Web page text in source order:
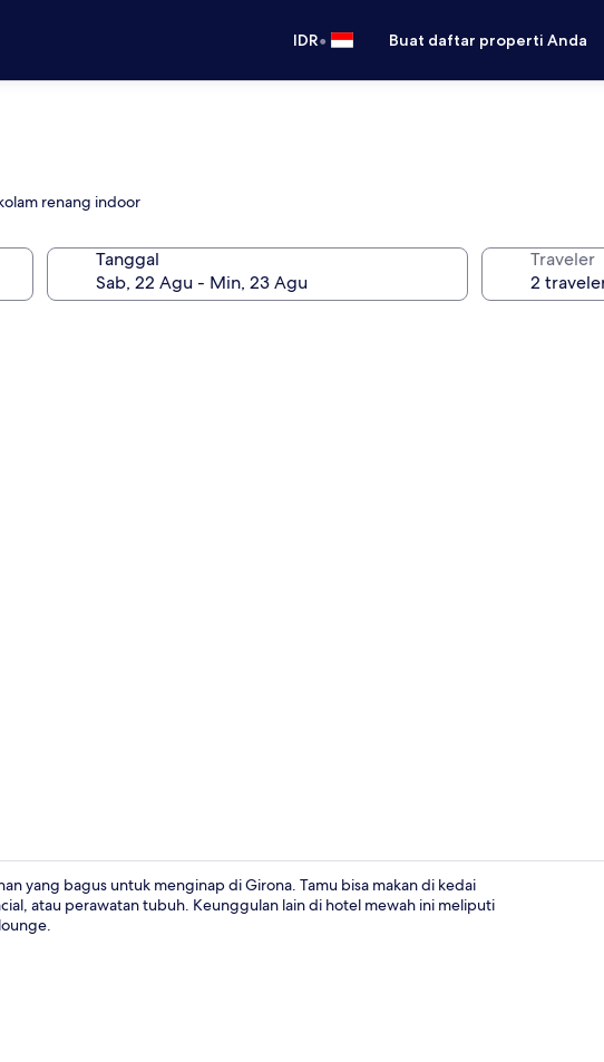
IDR• Buat daftar properti Anda
renang indoor
Tanggal Traveler
yang bagus untuk menginap di Girona. Tamu bisa makan di kedai
atau perawatan tubuh. Keunggulan lain di hotel mewah ini meliputi